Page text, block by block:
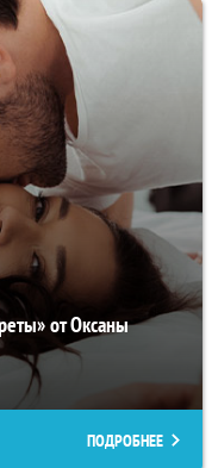
от Оксаны
ПОДРОБНЕЕ